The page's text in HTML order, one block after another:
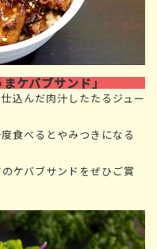
ケバブサンド」
込んだ肉汁したたるジュー
食べるとやみつきになる
ケバブサンドをぜひご賞